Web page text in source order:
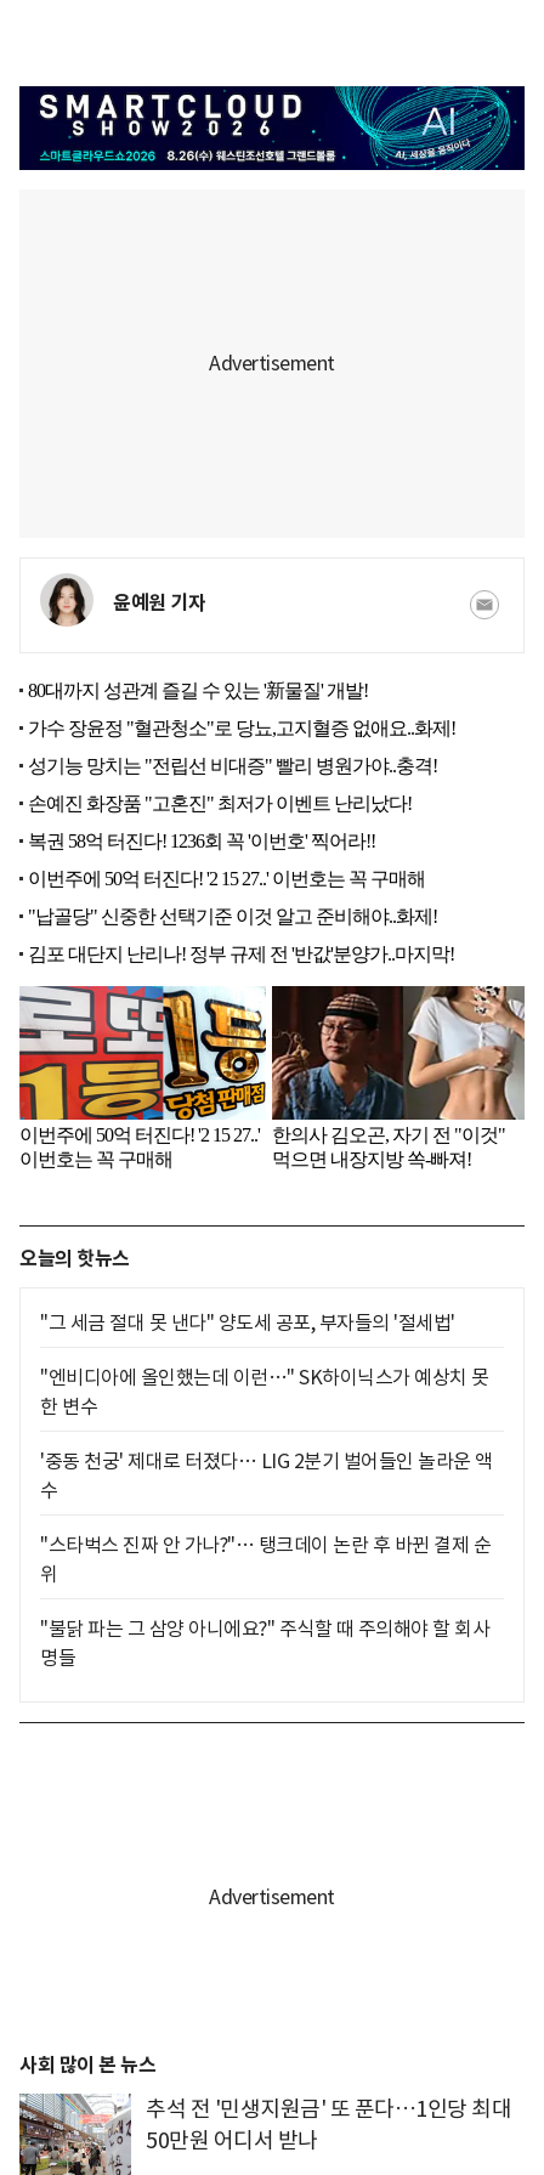
윤예원 기자
오늘의 핫뉴스
"그 세금 절대 못 낸다" 양도세 공포, 부자들의 '절세법'
"엔비디아에 올인했는데 이런…" SK하이닉스가 예상치 못
한 변수
'중동 천궁' 제대로 터졌다… LIG 2분기 벌어들인 놀라운 액
수
"스타벅스 진짜 안 가나?"… 탱크데이 논란 후 바뀐 결제 순
위
"불닭 파는 그 삼양 아니에요?" 주식할 때 주의해야 할 회사
명들
사회 많이 본 뉴스
추석 전 '민생지원금' 또 푼다…1인당 최대
50만원 어디서 받나